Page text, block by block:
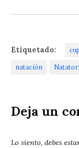
Etiquetado:
natación
Deja un
Lo siento, debes